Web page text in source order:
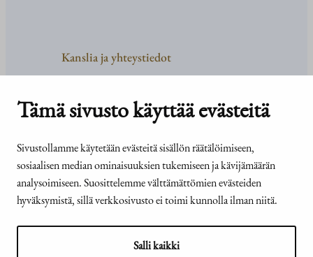
Tämä sivusto käyttää evästeitä
Sivustollamme käytetään evästeitä sisällön räätälöimiseen,
sosiaalisen median ominaisuuksien tukemiseen ja kävijämäärän
analysoimiseen. Suosittelemme välttämättömien evästeiden
hyväksymistä, sillä verkkosivusto ei toimi kunnolla ilman niitä.
Salli kaikki
Kanslia ja yhteystiedot
Tehtävät ja organisaatio
Medialle
© Tasavallan presidentin
kanslia 2026
Presidentti.fi-sivuston
saavutettavuusseloste